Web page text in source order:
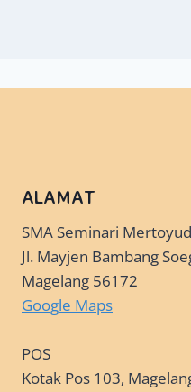
ALAMAT
SMA Seminari
Jl. Mayjen Bambang
Magelang 56172
Google Maps
POS
Kotak Pos 103,